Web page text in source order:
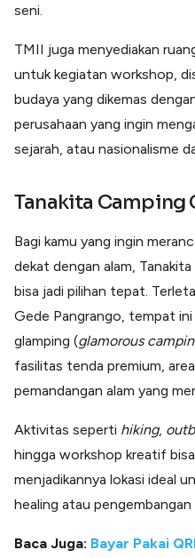
seni.
TMII juga menyediakan
untuk kegiatan workshop,
budaya yang dikemas
perusahaan yang ingin
sejarah, atau nasionalisme
Tanakita Camping
Bagi kamu yang ingin
dekat dengan alam,
bisa jadi pilihan tepat.
Gede Pangrango, tempat ini
glamping (glamorous
fasilitas tenda premium,
pemandangan alam yang
Aktivitas seperti hiking,
hingga workshop kreatif
menjadikannya lokasi ideal
healing atau pengembangan
Baca Juga: Bayar Pakai